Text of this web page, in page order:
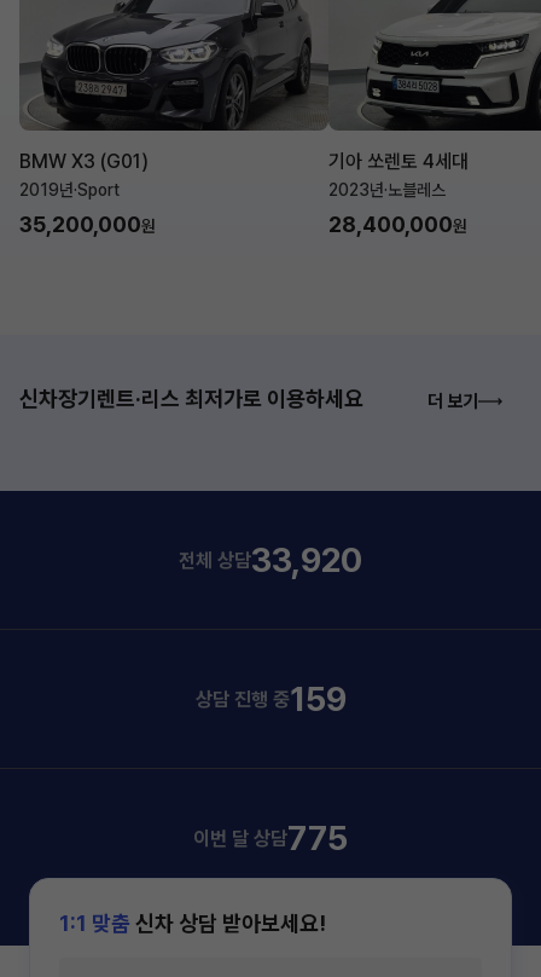
BMW X3 (G01)
2019년·Sport
35,200,000원
기아 쏘렌토 4세대
2023년·노블레스
28,400,000원
신차장기렌트·리스 최저가로 이용하세요 더 보기
전체 상담33,920
상담 진행 중159
이번 달 상담775
1:1 맞춤 신차 상담 받아보세요!